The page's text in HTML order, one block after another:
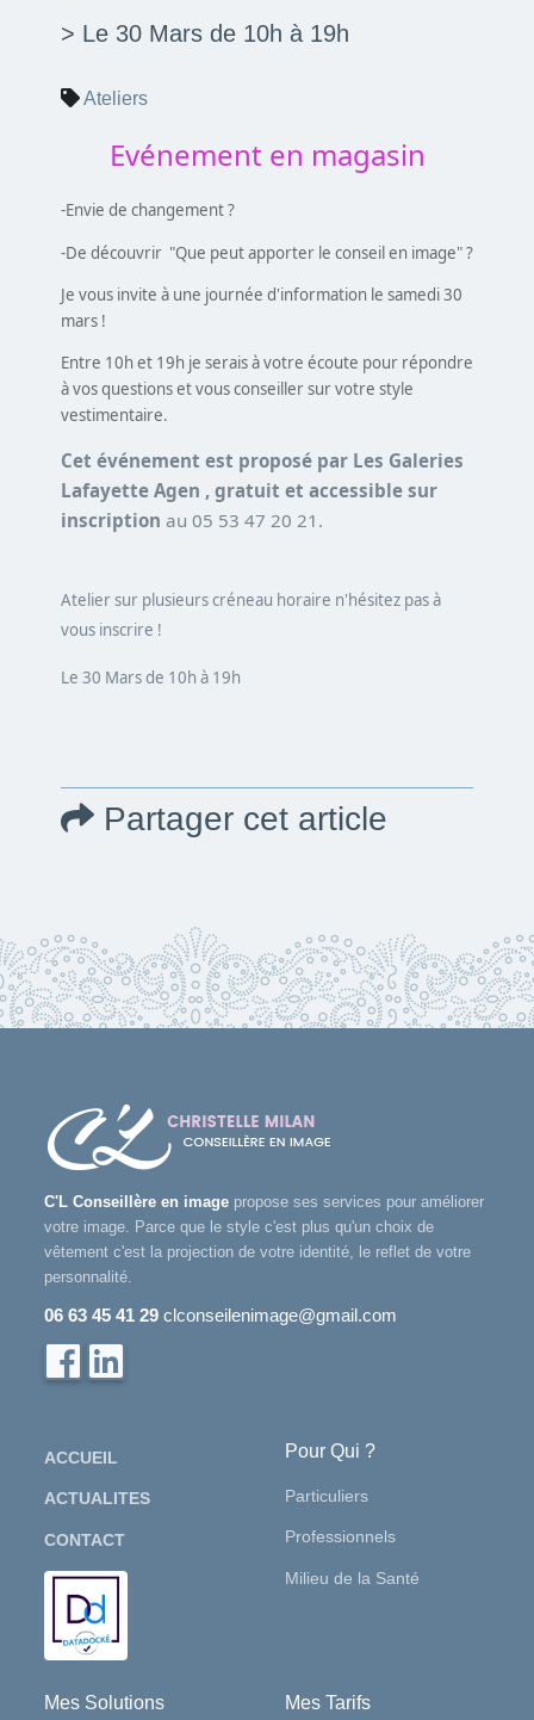
> Le 30 Mars de 10h à 19h
Ateliers
Evénement en magasin
-Envie de changement ?
-De découvrir "Que peut apporter le conseil en image" ?
Je vous invite à une journée d'information le samedi 30
mars !
Entre 10h et 19h je serais à votre écoute pour répondre
à vos questions et vous conseiller sur votre style
vestimentaire.
Cet événement est proposé par Les Galeries
Lafayette Agen , gratuit et accessible sur
inscription au 05 53 47 20 21.
Atelier sur plusieurs créneau horaire n'hésitez pas à
vous inscrire !
Le 30 Mars de 10h à 19h
Partager cet article
C'L Conseillère en image propose ses services pour améliorer
votre image. Parce que le style c'est plus qu'un choix de
vêtement c'est la projection de votre identité, le reflet de votre
personnalité.
06 63 45 41 29 clconseilenimage@gmail.com
ACCUEIL
ACTUALITES
CONTACT
Pour Qui ?
Particuliers
Professionnels
Milieu de la Santé
Mes Solutions Mes Tarifs